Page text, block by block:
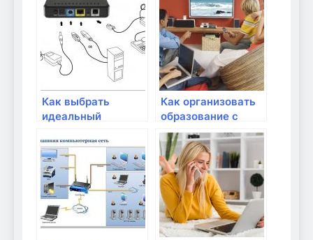
Как выбрать
идеальный
для интернета
вещей?
Как организовать
образование с
помощью Wi-Fi?